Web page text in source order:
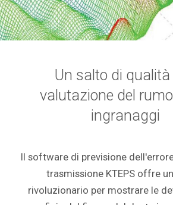
Un salto di qualità
valutazione del
ingranaggi
Il software di previsione
trasmissione KTEPS offre
rivoluzionario per mostrare le